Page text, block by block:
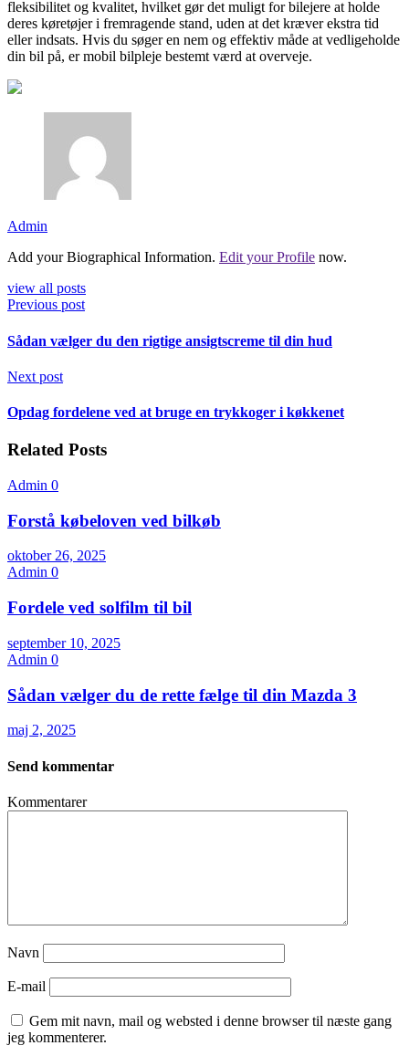
fleksibilitet og kvalitet, hvilket gør det muligt for bilejere at holde
deres køretøjer i fremragende stand, uden at det kræver ekstra tid
eller indsats. Hvis du søger en nem og effektiv måde at vedligeholde
din bil på, er mobil bilpleje bestemt værd at overveje.
Admin
Add your Biographical Information. Edit your Profile now.
view all posts
Previous post
Sådan vælger du den rigtige ansigtscreme til din hud
Next post
Opdag fordelene ved at bruge en trykkoger i køkkenet
Related Posts
Admin 0
Forstå købeloven ved bilkøb
oktober 26, 2025
Admin 0
Fordele ved solfilm til bil
september 10, 2025
Admin 0
Sådan vælger du de rette fælge til din Mazda 3
maj 2, 2025
Send kommentar
Kommentarer
Navn
E-mail
Gem mit navn, mail og websted i denne browser til næste gang
jeg kommenterer.